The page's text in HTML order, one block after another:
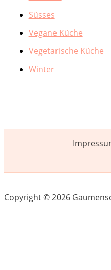
Süsses
Vegane Küche
Vegetarische Küche
Winter
Copyright © 2026